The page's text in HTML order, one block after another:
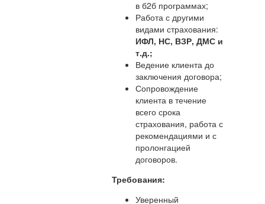
в б2б программах;
Работа с другими
видами страхования:
ИФЛ, НС, ВЗР, ДМС и
т.д.;
Ведение клиента до
заключения договора;
Сопровождение
клиента в течение
всего срока
страхования, работа с
рекомендациями и с
пролонгацией
договоров.
Требования:
Уверенный